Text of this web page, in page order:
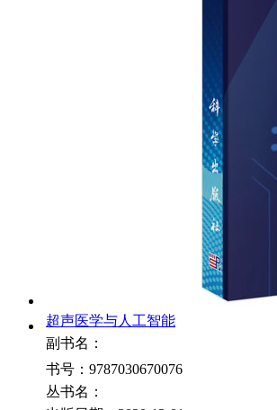
超声医学与人工智能
副书名：
书号：9787030670076
丛书名：